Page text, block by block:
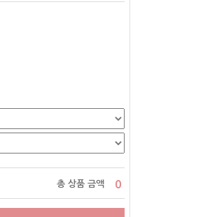
총 상품 금액 0